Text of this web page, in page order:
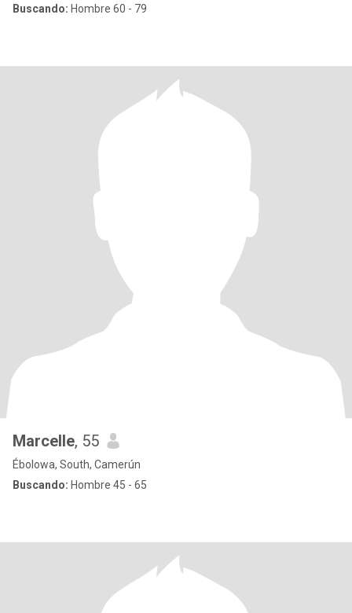
Buscando: Hombre 60 - 79
Marcelle, 55
Ébolowa, South, Camerún
Buscando: Hombre 45 - 65